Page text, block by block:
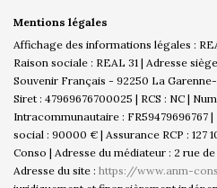
Mentions légales
Affichage des informations légales :
Raison sociale : REAL 31 | Adresse
Souvenir Français - 92250 La
Siret : 47969676700025 | RCS : NC |
Intracommunautaire : FR59479696767
social : 90000 € | Assurance RCP : 127
Conso | Adresse du médiateur : 2 rue
Adresse du site : https://www.anm-